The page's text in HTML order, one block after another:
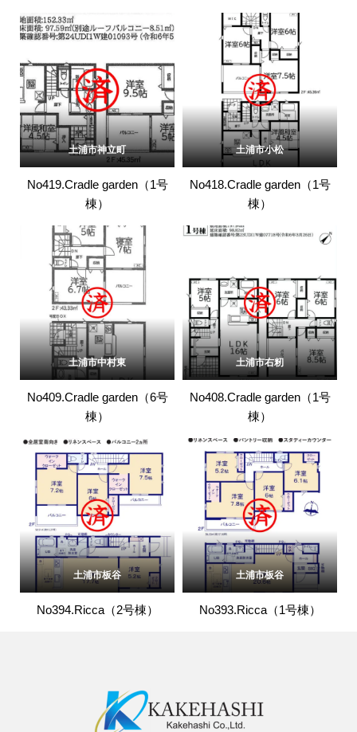
土浦市神立町
No419.Cradle garden（1号
棟）
土浦市小松
No418.Cradle garden（1号
棟）
土浦市中村東
No409.Cradle garden（6号
棟）
土浦市右籾
No408.Cradle garden（1号
棟）
土浦市板谷
No394.Ricca（2号棟）
土浦市板谷
No393.Ricca（1号棟）